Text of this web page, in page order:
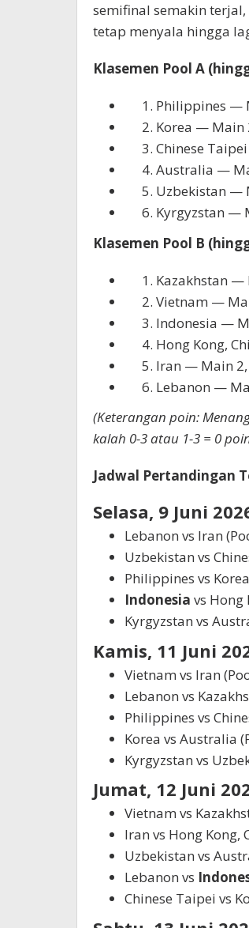
semifinal semakin
tetap menyala hingga
Klasemen Pool A
Philippines —
Korea — Main
Chinese Taipei
Australia —
Uzbekistan —
Kyrgyzstan —
Klasemen Pool B
Kazakhstan —
Vietnam —
Indonesia —
Hong Kong,
Iran — Main 2,
Lebanon —
(Keterangan poin:
kalah 0-3 atau 1-3 = 0
Jadwal Pertandingan
Selasa, 9 Juni
Lebanon vs Iran
Uzbekistan vs
Philippines vs
Indonesia vs Hong
Kyrgyzstan vs
Kamis, 11 Juni
Vietnam vs Iran
Lebanon vs
Philippines vs
Korea vs Australia
Kyrgyzstan vs
Jumat, 12 Juni
Vietnam vs
Iran vs Hong Kong,
Uzbekistan vs
Lebanon vs
Chinese Taipei vs